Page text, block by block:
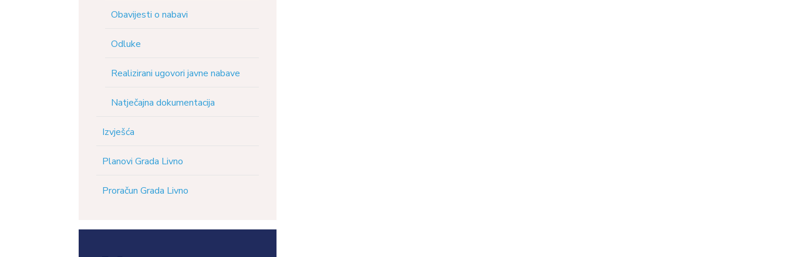
Obavijesti o nabavi
Odluke
Realizirani ugovori javne nabave
Natječajna dokumentacija
Izvješća
Planovi Grada Livno
Proračun Grada Livno